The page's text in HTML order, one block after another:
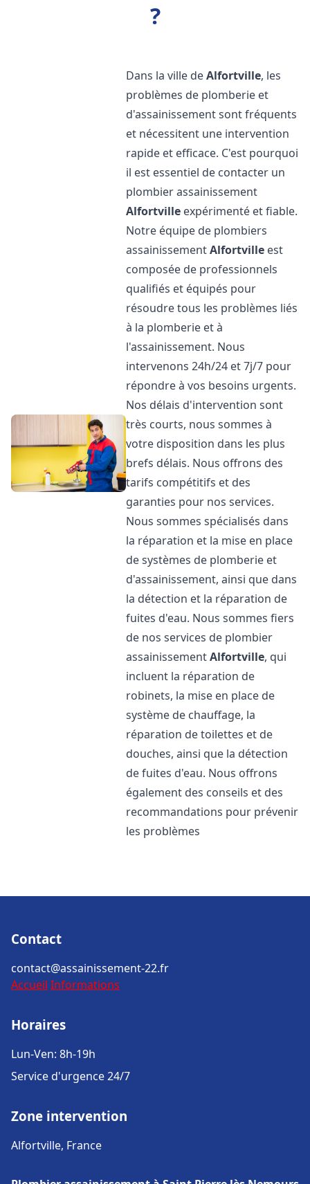
?
Dans la ville deAlfortville, les
problèmes de plomberie et
d'assainissement sont fréquents
et nécessitent une intervention
rapide et efficace. C'est pourquoi
il est essentiel de contacter un
plombier assainissement
Alfortville expérimenté et fiable.
Notre équipe de plombiers
assainissementAlfortville est
composée de professionnels
qualifiés et équipés pour
résoudre tous les problèmes liés
à la plomberie et à
l'assainissement. Nous
intervenons 24h/24 et 7j/7 pour
répondre à vos besoins urgents.
Nos délais d'intervention sont
très courts, nous sommes à
votre disposition dans les plus
brefs délais. Nous offrons des
tarifs compétitifs et des
garanties pour nos services.
Nous sommes spécialisés dans
la réparation et la mise en place
de systèmes de plomberie et
d'assainissement, ainsi que dans
la détection et la réparation de
fuites d'eau. Nous sommes fiers
de nos services de plombier
assainissementAlfortville, qui
incluent la réparation de
robinets, la mise en place de
système de chauffage, la
réparation de toilettes et de
douches, ainsi que la détection
de fuites d'eau. Nous offrons
également des conseils et des
recommandations pour prévenir
les problèmes
Contact
contact@assainissement-22.fr
Accueil Informations
Horaires
Lun-Ven: 8h-19h
Service d'urgence 24/7
Zone intervention
Alfortville, France